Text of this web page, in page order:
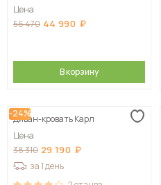
Цена
56 470 44 990
В корзину
-24%
Диван-кровать Карл
Цена
38 310 29 190
за 1 день